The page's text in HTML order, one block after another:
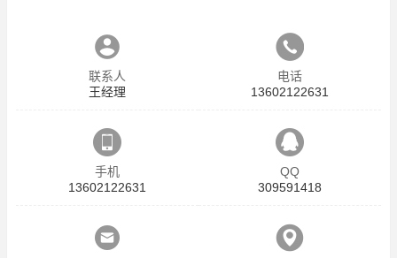
联系人
王经理
电话
13602122631
手机
13602122631
QQ
309591418